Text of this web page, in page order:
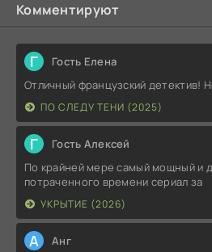
Комментируют
Г Гость Елена
Отличный французский детектив!
ПО СЛЕДУ ТЕНИ (2025)
Г Гость Алексей
По крайней мере самый мощный и
потраченного времени сериал за
УКРЫТИЕ (2026)
А Анг